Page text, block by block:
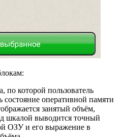
по которой пользователь
состояние оперативной памяти
занятый объём,
шкалой выводится точный
ОЗУ и его выражение в